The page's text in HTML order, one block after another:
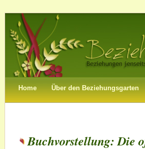
Home Über den Beziehungsgarten
Buchvorstellung: Die